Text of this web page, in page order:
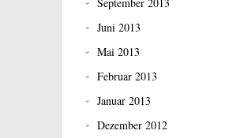
Juni 2013
Mai 2013
Februar 2013
Januar 2013
Dezember 2012